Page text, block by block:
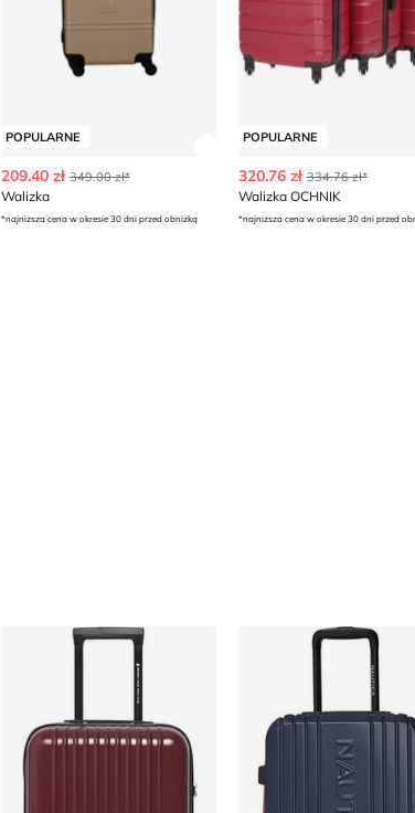
POPULARNE
209.40 zł 349.00 zł*
Walizka
*najniższa cena w okresie 30 dni przed obniżką
POPULARNE
320.76 zł 334.76 zł*
Walizka OCHNIK
*najniższa cena w okresie 30 dni przed
Walizka BEVERLY HILLS POLO CLUBWalizka NAUTICA